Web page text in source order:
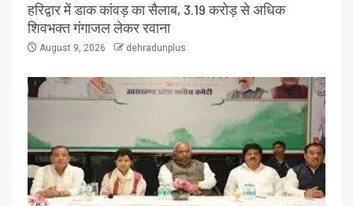
हरिद्वार में डाक कांवड़ का सैलाब, 3.19 करोड़ से अधिक
शिवभक्त गंगाजल लेकर रवाना
August 9, 2026 dehradunplus